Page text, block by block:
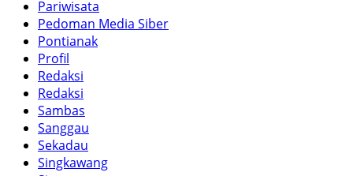
Pariwisata
Pedoman Media Siber
Pontianak
Profil
Redaksi
Redaksi
Sambas
Sanggau
Sekadau
Singkawang